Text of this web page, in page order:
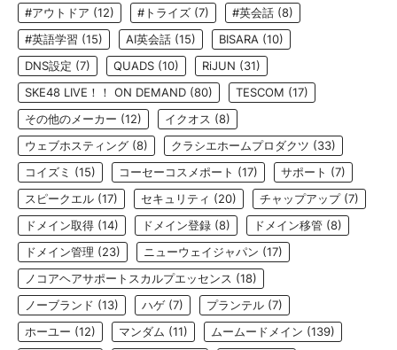
#アウトドア (12) #トライズ (7) #英会話 (8)
#英語学習 (15) AI英会話 (15) BISARA (10)
DNS設定 (7) QUADS (10) RiJUN (31)
SKE48 LIVE！！ ON DEMAND (80) TESCOM (17)
その他のメーカー (12) イクオス (8)
ウェブホスティング (8) クラシエホームプロダクツ (33)
コイズミ (15) コーセーコスメポート (17) サポート (7)
スピークエル (17) セキュリティ (20) チャップアップ(7)
ドメイン取得 (14) ドメイン登録 (8) ドメイン移管 (8)
ドメイン管理 (23) ニューウェイジャパン (17)
ノコアヘアサポートスカルプエッセンス (18)
ノーブランド (13) ハゲ (7) プランテル (7)
ホーユー (12) マンダム (11) ムームードメイン (139)